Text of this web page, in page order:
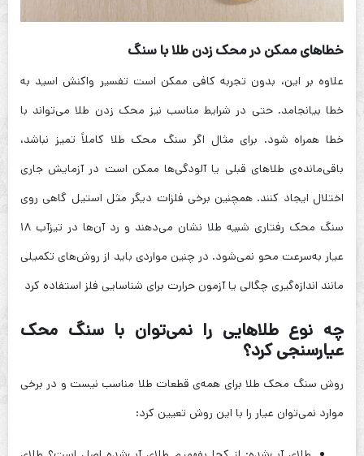
خطاهای ممکن در محک زدن طلا با سنگ
علاوه بر این، بدون تجربه کافی ممکن است تفسیر واکنش اسید به
خطا بیانجامد. حتی در شرایط مناسب نیز محک زدن طلا می‌تواند با
خطا همراه شود. برای مثال اگر سنگ محک طلا کاملاً تمیز نباشد،
باقی‌مانده‌ی طلاهای قبلی یا آلودگی‌ها ممکن است در آزمایش جاری
اختلال ایجاد کنند. همچنین برخی فلزات دیگر مثل استیل گاهی روی
سنگ محک رفتاری شبیه طلا نشان می‌دهند و رد آن‌ها در تیزآب ۱۸
عیار به‌سرعت محو نمی‌شود. در چنین مواردی باید از روش‌های تکمیلی
مانند اندازه‌گیری چگالی یا آزمون حرارت برای شناسایی فلز استفاده کرد
چه نوع طلاهایی را نمی‌توان با سنگ محک
عیارسنجی کرد؟
روش سنگ محک طلا برای همه‌ی قطعات طلا مناسب نیست و در برخی
موارد نمی‌توان عیار را با این روش تعیین کرد: